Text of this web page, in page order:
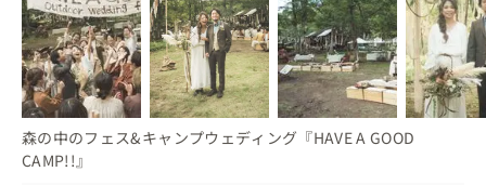
森の中のフェス&キャンプウェディング『HAVE A GOOD
CAMP!!』